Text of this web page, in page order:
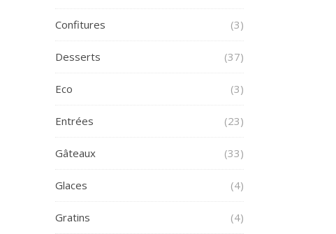
Confitures (3)
Desserts (37)
Eco (3)
Entrées (23)
Gâteaux (33)
Glaces (4)
Gratins (4)